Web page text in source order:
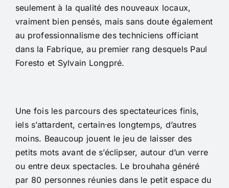
seulement à la qualité des nouveaux locaux,
vraiment bien pensés, mais sans doute également
au professionnalisme des techniciens officiant
dans la Fabrique, au premier rang desquels Paul
Foresto et Sylvain Longpré.
Une fois les parcours des spectateurices finis,
iels s’attardent, certain⸱es longtemps, d’autres
moins. Beaucoup jouent le jeu de laisser des
petits mots avant de s’éclipser, autour d’un verre
ou entre deux spectacles. Le brouhaha généré
par 80 personnes réunies dans le petit espace du